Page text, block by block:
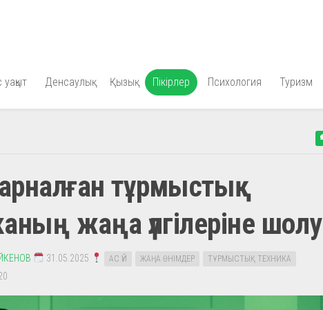
уақыт Денсаулық Қызық Пікірлер Психология Туризм
арналған тұрмыстық
жаңа үлгілеріне шолу
31.05.2025 АС ҮЙ ЖАҢА ӨНІМДЕР
ТҰРМЫСТЫҚ ТЕХНИКА